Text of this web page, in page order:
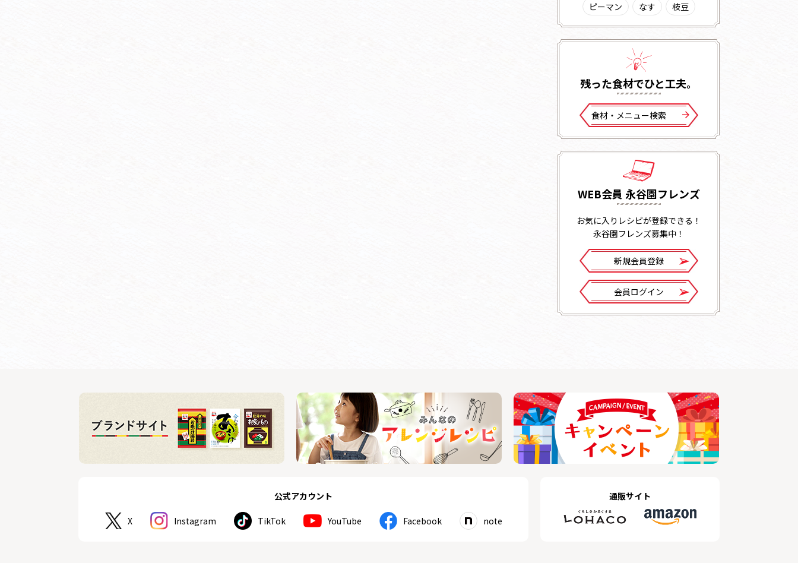
ピーマン
なす 枝豆
残った⾷材でひと⼯夫。
⾷材・メニュー検索
WEB会員 永谷園フレンズ
お気に入りレシピが登録できる！
永谷園フレンズ募集中！
新規会員登録
会員ログイン
公式アカウント
X Instagram TikTok YouTube Facebook note
通販サイト